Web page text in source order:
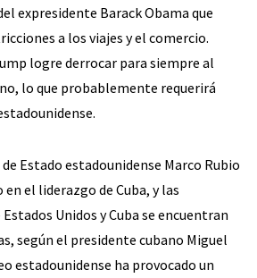
expresidente Barack Obama que
a los viajes y el comercio.
logre derrocar para siempre al
lo que probablemente requerirá
Estado estadounidense Marco Rubio
el liderazgo de Cuba, y las
Unidos y Cuba se encuentran
según el presidente cubano Miguel
estadounidense ha provocado un